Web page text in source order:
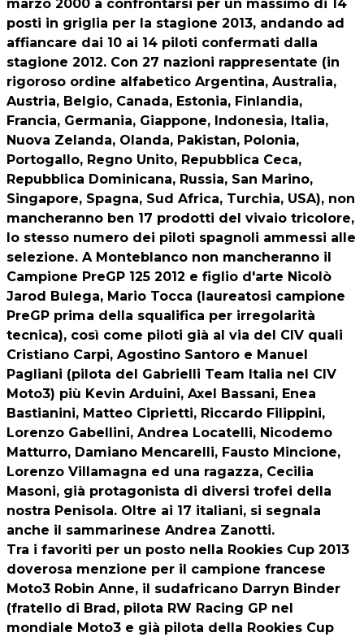
marzo 2000 a confrontarsi per un massimo di 14
posti in griglia per la stagione 2013, andando ad
affiancare dai 10 ai 14 piloti confermati dalla
stagione 2012. Con 27 nazioni rappresentate (in
rigoroso ordine alfabetico Argentina, Australia,
Austria, Belgio, Canada, Estonia, Finlandia,
Francia, Germania, Giappone, Indonesia, Italia,
Nuova Zelanda, Olanda, Pakistan, Polonia,
Portogallo, Regno Unito, Repubblica Ceca,
Repubblica Dominicana, Russia, San Marino,
Singapore, Spagna, Sud Africa, Turchia, USA), non
mancheranno ben 17 prodotti del vivaio tricolore,
lo stesso numero dei piloti spagnoli ammessi alle
selezione. A Monteblanco non mancheranno il
Campione PreGP 125 2012 e figlio d'arte Nicolò
Jarod Bulega, Mario Tocca (laureatosi campione
PreGP prima della squalifica per irregolarità
tecnica), così come piloti già al via del CIV quali
Cristiano Carpi, Agostino Santoro e Manuel
Pagliani (pilota del Gabrielli Team Italia nel CIV
Moto3) più Kevin Arduini, Axel Bassani, Enea
Bastianini, Matteo Ciprietti, Riccardo Filippini,
Lorenzo Gabellini, Andrea Locatelli, Nicodemo
Matturro, Damiano Mencarelli, Fausto Mincione,
Lorenzo Villamagna ed una ragazza, Cecilia
Masoni, già protagonista di diversi trofei della
nostra Penisola. Oltre ai 17 italiani, si segnala
anche il sammarinese Andrea Zanotti.
Tra i favoriti per un posto nella Rookies Cup 2013
doverosa menzione per il campione francese
Moto3 Robin Anne, il sudafricano Darryn Binder
(fratello di Brad, pilota RW Racing GP nel
mondiale Moto3 e già pilota della Rookies Cup